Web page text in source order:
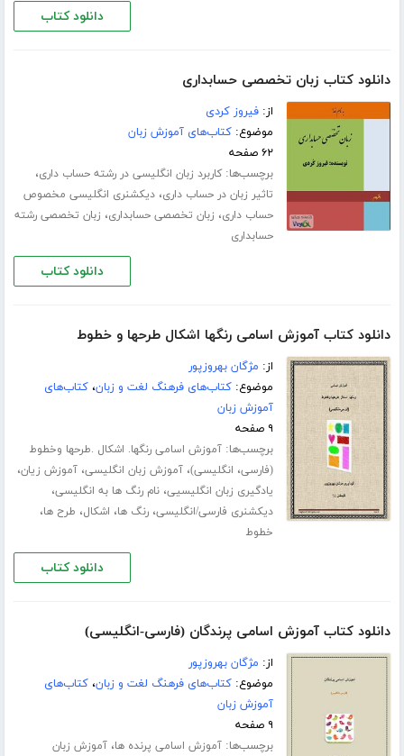
دانلود کتاب
دانلود کتاب زبان تخصصی حسابداری
از:فیروز کردی
موضوع:کتاب‌های آموزش زبان
۶۲ صفحه
برچسب‌ها:کاربرد زبان انگلیسی در رشته حساب داری،
تاثیر زبان در حساب داری،دیکشنری انگلیسی مخصوص
حساب داری، زبان تخصصی حسابداری، زبان تخصصی رشته
حسابداری
دانلود کتاب
دانلود کتاب آموزش اسامی رنگها اشکال طرحها و خطوط
از: مژگان بهروزپور
موضوع:کتاب‌های فرهنگ لغت و زبان،کتاب‌های
آموزش زبان
۹ صفحه
برچسب‌ها:آموزش اسامی رنگها. اشکال .طرحها وخطوط
(فارسی، انگلیسی)،آموزش زبان انگلیسی،آموزش زیان،
یادگیری زبان انگلیسیی،نام رنگ ها به انگلیسی،
دیکشنری فارسی/انگلیسی،رنگ ها، اشکال، طرح ها،
خطوط
دانلود کتاب
دانلود کتاب آموزش اسامی پرندگان (فارسی-انگلیسی)
از: مژگان بهروزپور
موضوع:کتاب‌های فرهنگ لغت و زبان،کتاب‌های
آموزش زبان
۹ صفحه
برچسب‌ها:آموزش اسامی پرنده ها،آموزش زبان